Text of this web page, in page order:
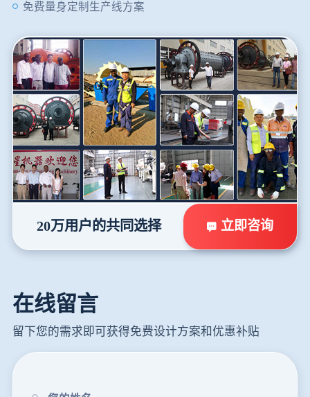
免费量身定制生产线方案
20万用户的共同选择 立即咨询
在线留言
留下您的需求即可获得免费设计方案和优惠补贴